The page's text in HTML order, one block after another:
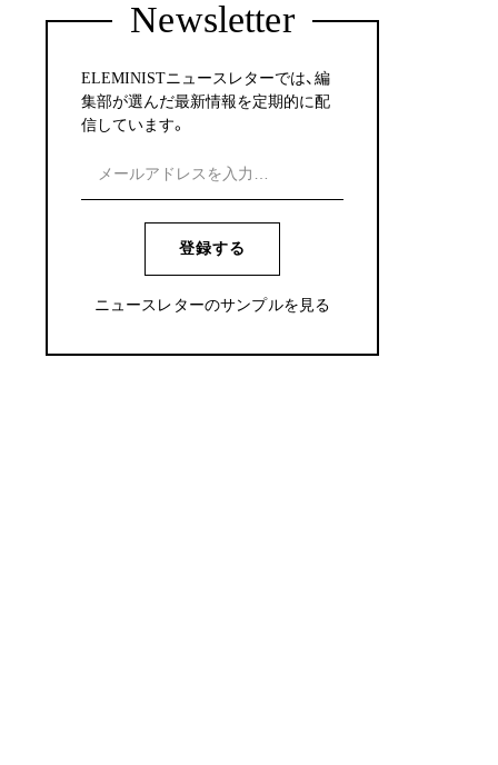
Newsletter
ELEMINISTニュースレターでは、編
集部が選んだ最新情報を定期的に配
信しています。
登録する
ニュースレターのサンプルを見る